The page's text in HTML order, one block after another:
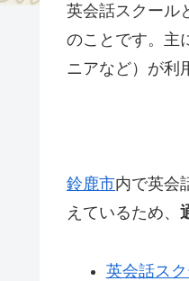
英会話スクール
のことです。主
ニアなど）が利
鈴鹿市内で英会
えているため、
英会話ス